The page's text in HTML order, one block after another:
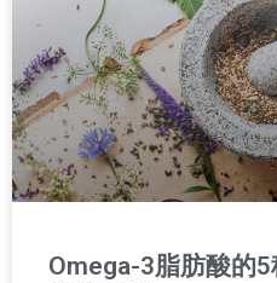
Omega-3脂肪酸的